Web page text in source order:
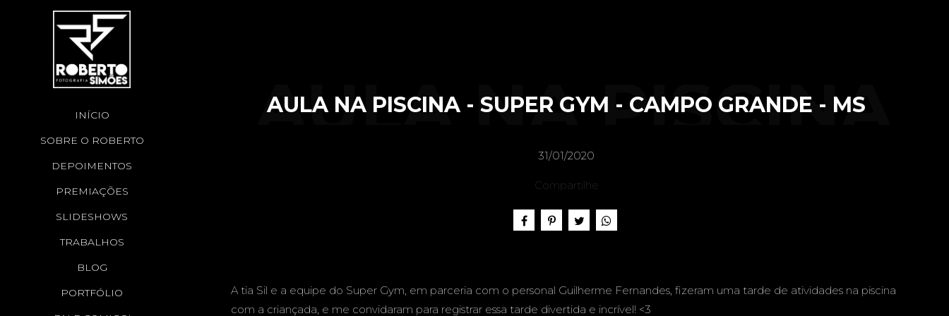
INÍCIO
SOBRE O ROBERTO
DEPOIMENTOS
PREMIAÇÕES
SLIDESHOWS
TRABALHOS
BLOG
PORTFÓLIO
AULA NA PISCINA - SUPER GYM - CAMPO GRANDE - MS
AULA NA PISCINA
- SUPER GYM -
CAMPO GRANDE -
31/01/2020
Compartilhe
A tia Sil e a equipe do Super Gym, em parceria com o personal Guilherme Fernandes, fizeram uma tarde de atividades na piscina
com a criançada, e me convidaram para registrar essa tarde divertida e incrível! <3